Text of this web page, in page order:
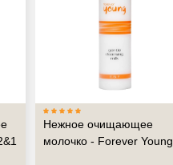
Нежное очищающее
молочко - Forever Young